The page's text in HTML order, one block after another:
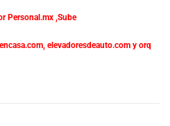
Personal.mx , Sube
elevadoresdeauto.com y orq